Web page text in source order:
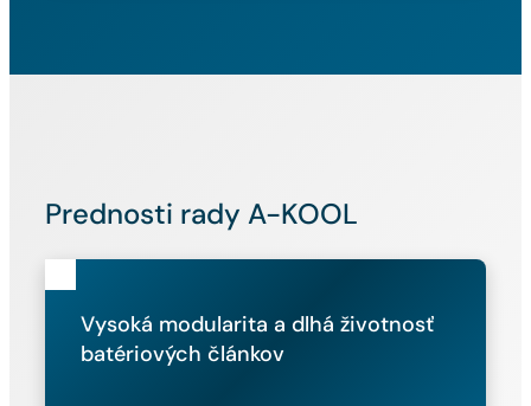
Prednosti rady A-KOOL
Vysoká modularita a dlhá životnosť
batériových článkov